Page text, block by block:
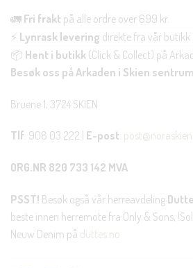
🚛 Fri frakt på alle ordre over 699 kr.
⚡ Lynrask levering direkte fra vår butikk
📦 Hent i butikk (Click & Collect) på
Besøk oss på Arkaden i Skien sentrum
Bruene 1, 3724 SKIEN
Tlf: 908 03 222 | E-post:
ORG.NR 820 733 142 MVA
PSST! Besøk også vår herreavdeling
beste innen herremote fra Only & Sons,
Neuw Denim på duttes.no